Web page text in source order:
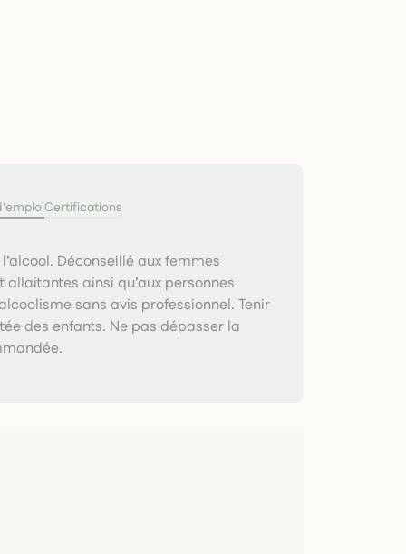
Certifications
Déconseillé aux femmes
allaitantes ainsi qu’aux personnes
sans avis professionnel. Tenir
des enfants. Ne pas dépasser la